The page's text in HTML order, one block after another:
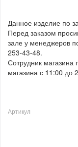
Данное изделие по
Перед заказом
зале у менеджеров
253-43-48.
Сотрудник магазина
магазина с 11:00 до
Артикул